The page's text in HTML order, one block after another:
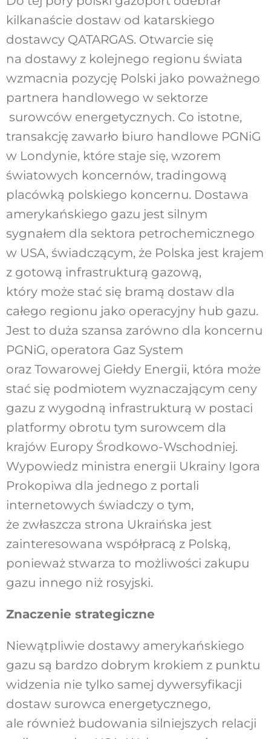
kilkanaście dostaw od katarskiego
dostawcy QATARGAS. Otwarcie się
na dostawy z kolejnego regionu świata
wzmacnia pozycję Polski jako poważnego
partnera handlowego w sektorze
surowców energetycznych. Co istotne,
transakcję zawarło biuro handlowe PGNiG
w Londynie, które staje się, wzorem
światowych koncernów, tradingową
placówką polskiego koncernu. Dostawa
amerykańskiego gazu jest silnym
sygnałem dla sektora petrochemicznego
w USA, świadczącym, że Polska jest krajem
z gotową infrastrukturą gazową,
który może stać się bramą dostaw dla
całego regionu jako operacyjny hub gazu.
Jest to duża szansa zarówno dla koncernu
PGNiG, operatora Gaz System
oraz Towarowej Giełdy Energii, która może
stać się podmiotem wyznaczającym ceny
gazu z wygodną infrastrukturą w postaci
platformy obrotu tym surowcem dla
krajów Europy Środkowo-Wschodniej.
Wypowiedz ministra energii Ukrainy Igora
Prokopiwa dla jednego z portali
internetowych świadczy o tym,
że zwłaszcza strona Ukraińska jest
zainteresowana współpracą z Polską,
ponieważ stwarza to możliwości zakupu
gazu innego niż rosyjski.
Znaczenie strategiczne
Niewątpliwie dostawy amerykańskiego
gazu są bardzo dobrym krokiem z punktu
widzenia nie tylko samej dywersyfikacji
dostaw surowca energetycznego,
ale również budowania silniejszych relacji